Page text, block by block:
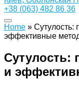
+38 (063) 482 86 36
Home » Сутулость:
эффективные
Сутулость:
и